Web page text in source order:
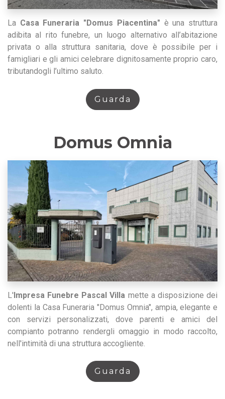
La Casa Funeraria "Domus Piacentina" è una struttura
adibita al rito funebre, un luogo alternativo all’abitazione
privata o alla struttura sanitaria, dove è possibile per i
famigliari e gli amici celebrare dignitosamente proprio caro,
tributandogli l’ultimo saluto.
Guarda
Domus Omnia
L'Impresa Funebre Pascal Villa mette a disposizione dei
dolenti la Casa Funeraria "Domus Omnia", ampia, elegante e
con servizi personalizzati, dove parenti e amici del
compianto potranno rendergli omaggio in modo raccolto,
nell'intimità di una struttura accogliente.
Guarda